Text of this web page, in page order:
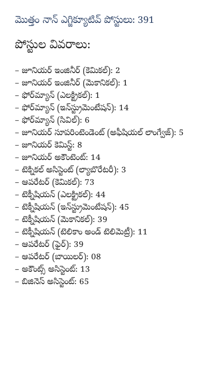
మొత్తం నాన్‌ ఎగ్జిక్యూటివ్‌ పోస్టులు: 391
పోస్టుల వివరాలు:
– జూనియర్ ఇంజినీర్ (కెమికల్): 2
– జూనియర్ ఇంజినీర్ (మెకానికల్): 1
– ఫోర్‌మ్యాన్ (ఎలక్ట్రికల్): 1
– ఫోర్‌మ్యాన్ (ఇన్‌స్ట్రుమెంటేషన్): 14
– ఫోర్‌మ్యాన్ (సివిల్): 6
– జూనియర్ సూపరింటెండెంట్ (అఫీషియల్‌ లాంగ్వేజ్‌): 5
– జూనియర్ కెమిస్ట్: 8
– జూనియర్ అకౌంటెంట్: 14
– టెక్నికల్ అసిస్టెంట్ (ల్యాబొరేటరీ): 3
– ఆపరేటర్ (కెమికల్): 73
– టెక్నీషియన్ (ఎలక్ట్రికల్): 44
– టెక్నీషియన్ (ఇన్‌స్ట్రుమెంటేషన్): 45
– టెక్నీషియన్ (మెకానికల్): 39
– టెక్నీషియన్ (టెలికాం అండ్‌ టెలిమెట్రీ): 11
– ఆపరేటర్ (ఫైర్): 39
– ఆపరేటర్ (బాయిలర్): 08
– అకౌంట్స్ అసిస్టెంట్: 13
– బిజినెస్ అసిస్టెంట్: 65